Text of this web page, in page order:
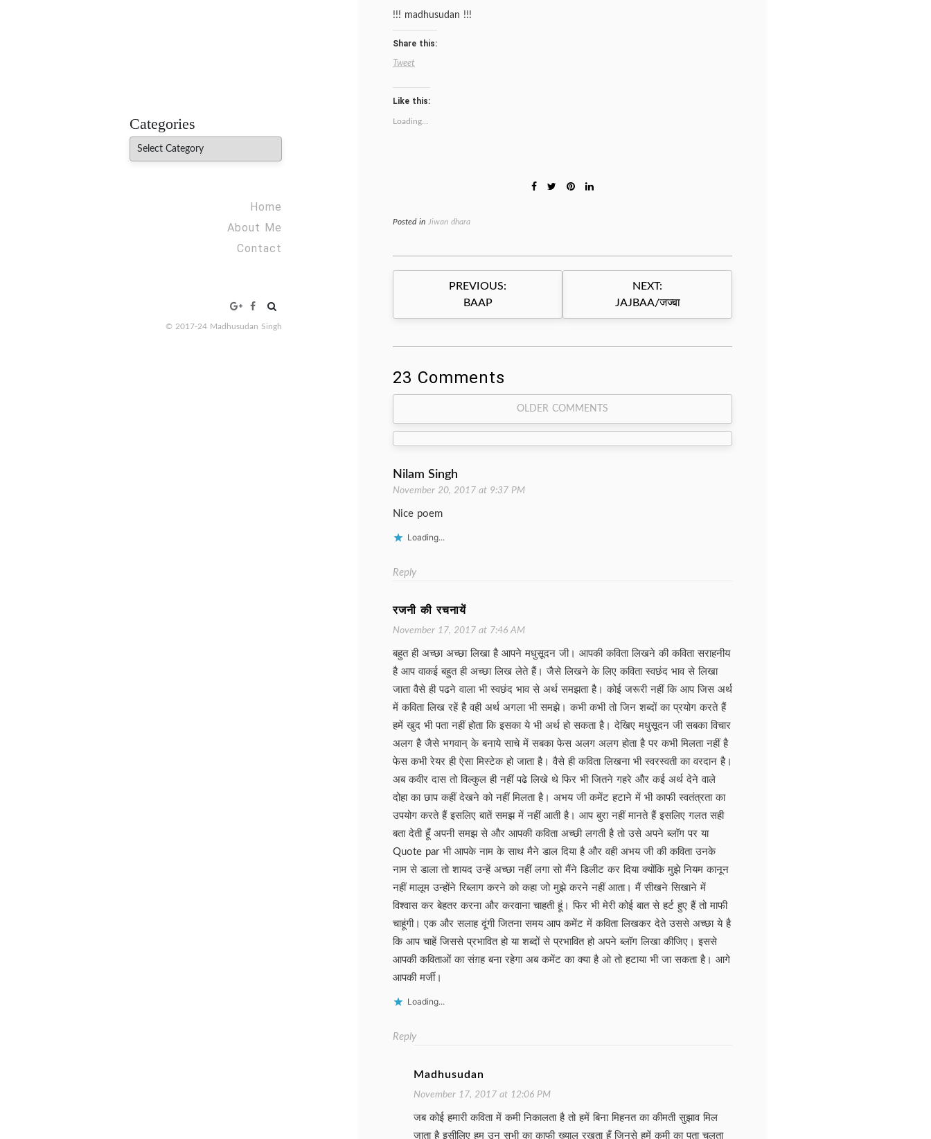
Categories
Categories
Home
About Me
Contact
Search
© 2017-24 Madhusudan Singh
!!! madhusudan !!!
Share this:
Tweet
Like this:
Loading...
Posted in Jiwan dhara
Post
navigation
PREVIOUS:
BAAP
NEXT:
JAJBAA/जज्बा
23 Comments
navigation
OLDER COMMENTS
Nilam Singh
November 20, 2017 at 9:37 PM
Nice poem
Loading...
Reply
रजनी की रचनायें
November 17, 2017 at 7:46 AM
बहुत ही अच्छा अच्छा लिखा है आपने मधुसूदन जी। आपकी कविता लिखने की कविता सराहनीय
है आप वाकई बहुत ही अच्छा लिख लेते हैं। जैसे लिखने के लिए कविता स्वछंद भाव से लिखा
जाता वैसे ही पढने वाला भी स्वछंद भाव से अर्थ समझता है। कोई जरूरी नहीं कि आप जिस अर्थ
में कविता लिख रहें है वही अर्थ अगला भी समझे। कभी कभी तो जिन शब्दों का प्रयोग करते हैं
हमें खुद भी पता नहीं होता कि इसका ये भी अर्थ हो सकता है। देखिए मधुसूदन जी सबका विचार
अलग है जैसे भगवान् के बनाये साचे में सबका फेस अलग अलग होता है पर कभी मिलता नहीं है
फेस कभी रेयर ही ऐसा मिस्टेक हो जाता है। वैसे ही कविता लिखना भी स्वरस्वती का वरदान है।
अब कवीर दास तो विल्कुल ही नहीं पढे लिखे थे फिर भी जितने गहरे और कई अर्थ देने वाले
दोहा का छाप कहीं देखने को नहीं मिलता है। अभय जी कमेंट हटाने में भी काफी स्वतंत्रता का
उपयोग करते हैं इसलिए बातें समझ में नहीं आती है। आप बुरा नहीं मानते हैं इसलिए गलत सही
बता देती हूँ अपनी समझ से और आपकी कविता अच्छी लगती है तो उसे अपने ब्लॉग पर या
Quote par भी आपके नाम के साथ मैने डाल दिया है और वही अभय जी की कविता उनके
नाम से डाला तो शायद उन्हें अच्छा नहीं लगा सो मैंने डिलीट कर दिया क्योंकि मुझे नियम कानून
नहीं मालूम उन्होंने रिब्लाग करने को कहा जो मुझे करने नहीं आता। मैं सीखने सिखाने में
विश्वास कर बेहतर करना और करवाना चाहती हूं। फिर भी मेरी कोई बात से हर्ट हुए हैं तो माफी
चाहूंगी। एक और सलाह दूंगी जितना समय आप कमेंट में कविता लिखकर देते उससे अच्छा ये है
कि आप चाहें जिससे प्रभावित हो या शब्दों से प्रभावित हो अपने ब्लॉग लिखा कीजिए। इससे
आपकी कविताओं का संग़ह बना रहेगा अब कमेंट का क्या है ओ तो हटाया भी जा सकता है। आगे
आपकी मर्जी।
Loading...
Reply
Madhusudan
November 17, 2017 at 12:06 PM
जब कोई हमारी कविता में कमी निकालता है तो हमें बिना मिहनत का कीमती सुझाव मिल
जाता है इसीलिए हम उन सभी का काफी ख्याल रखता हूँ जिनसे हमें कमी का पता चलता